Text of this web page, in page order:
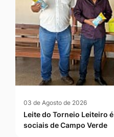
03 de Agosto de 2026
Leite do Torneio Leiteiro
sociais de Campo Verde